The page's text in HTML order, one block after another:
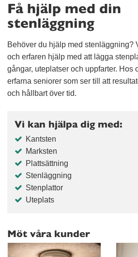
Få hjälp med din
stenläggning
Behöver du hjälp med stenläggning?
och erfaren hjälp med att lägga
gångar, uteplatser och uppfarter. Hos
erfarna seniorer som ser till att
och hållbart över tid.
Vi kan hjälpa dig med:
Kantsten
Marksten
Plattsättning
Stenläggning
Stenplattor
Uteplats
Möt våra kunder